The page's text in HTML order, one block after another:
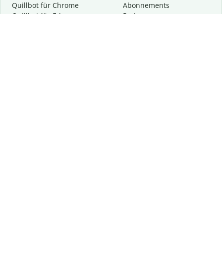
Quillbot für Chrome
Quillbot für Edge
Abon­ne­ments
Preise